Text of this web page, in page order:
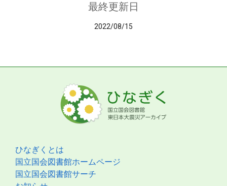
最終更新日
2022/08/15
ひなぎくとは
国立国会図書館ホームページ
国立国会図書館サーチ